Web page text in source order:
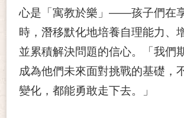
心是「寓教於樂」——孩子們在
時，潛移默化地培養自理能力、
並累積解決問題的信心。「我們
成為他們未來面對挑戰的基礎，
變化，都能勇敢走下去。」